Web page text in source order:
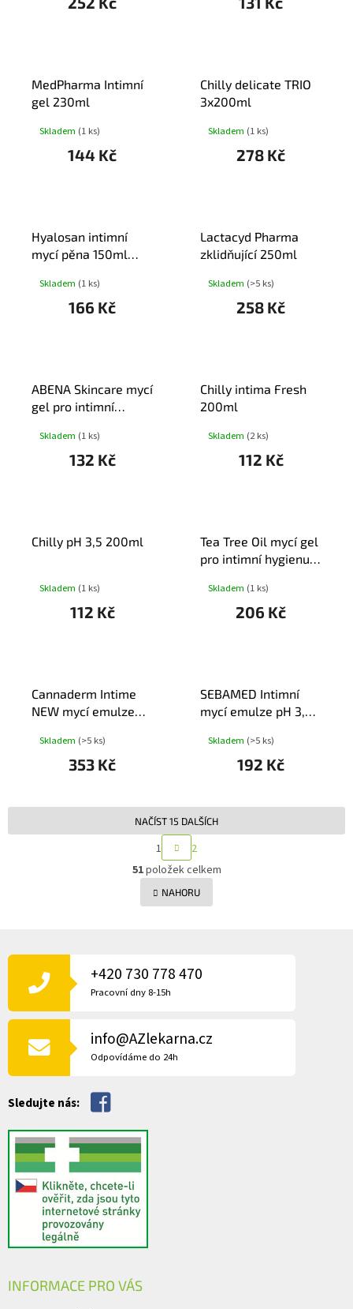
MedPharma Intimní
gel 230ml
Skladem (1 ks)
144 Kč
Chilly delicate TRIO
3x200ml
Skladem (1 ks)
278 Kč
Hyalosan intimní
mycí pěna 150ml
Skladem (1 ks)
166 Kč
Lactacyd Pharma
zklidňující 250ml
Skladem (>5 ks)
258 Kč
ABENA Skincare mycí
gel pro intimní
Skladem (1 ks)
132 Kč
Chilly intima Fresh
200ml
Skladem (2 ks)
112 Kč
Chilly pH 3,5 200ml
Skladem (1 ks)
112 Kč
Tea Tree Oil mycí gel
pro intimní hygienu
Skladem (1 ks)
206 Kč
Cannaderm Intime
NEW mycí emulze
Skladem (>5 ks)
353 Kč
SEBAMED Intimní
mycí emulze pH 3,8
Skladem (>5 ks)
192 Kč
O
v
l
á
p
y
v
ý
NAČÍST 15 DALŠÍCH
T
R
Á
N
K
1
2
51položek celkem
NAHORU
Á
T
+420 730 778 470
Pracovní dny 8-15h
info@AZlekarna.cz
Odpovídáme do 24h
Sledujte nás:
INFORMACE PRO VÁS